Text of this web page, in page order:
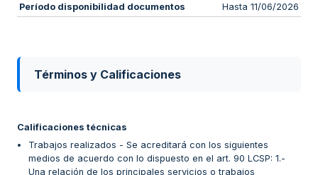
Período disponibilidad documentos Hasta 11/06/2026
Términos y Calificaciones
Calificaciones técnicas
Trabajos realizados - Se acreditará con los siguientes
medios de acuerdo con lo dispuesto en el art. 90 LCSP: 1.-
Una relación de los principales servicios o trabajos